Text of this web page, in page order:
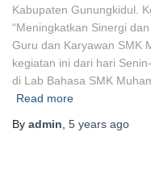
Kabupaten Gunungkidul.
“Meningkatkan Sinergi
Guru dan Karyawan SMK
kegiatan ini dari hari
di Lab Bahasa SMK
Read more
By admin 5 years ago